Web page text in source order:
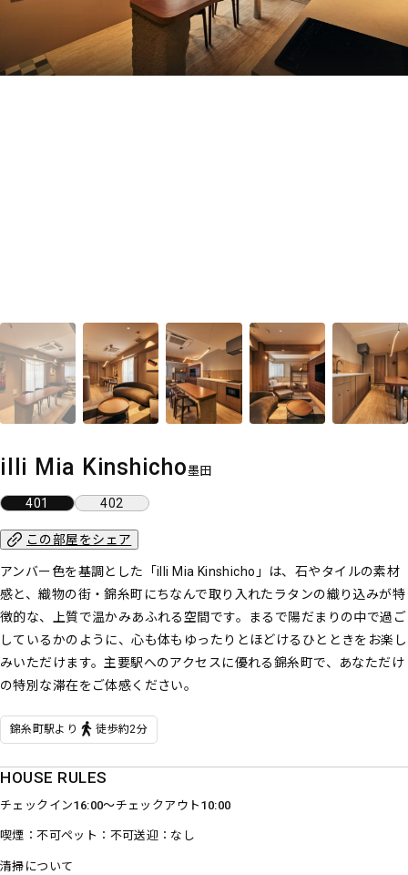
illi Mia Kinshicho墨田
401 402
この部屋をシェア
アンバー色を基調とした「illi Mia Kinshicho」は、石やタイルの素材
感と、織物の街・錦糸町にちなんで取り入れたラタンの織り込みが特
徴的な、上質で温かみあふれる空間です。まるで陽だまりの中で過ご
しているかのように、心も体もゆったりとほどけるひとときをお楽し
みいただけます。主要駅へのアクセスに優れる錦糸町で、あなただけ
の特別な滞在をご体感ください。
錦糸町駅より 徒歩約2分
HOUSE RULES
チェックイン16:00〜チェックアウト 10:00
喫煙 不可ペット 不可送迎 なし
清掃について